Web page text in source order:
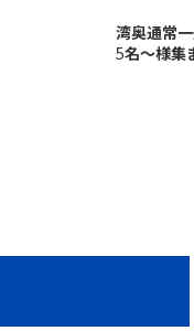
湾奥通常
5名〜様集